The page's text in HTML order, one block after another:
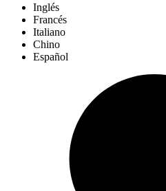
Inglés
Francés
Italiano
Chino
Español